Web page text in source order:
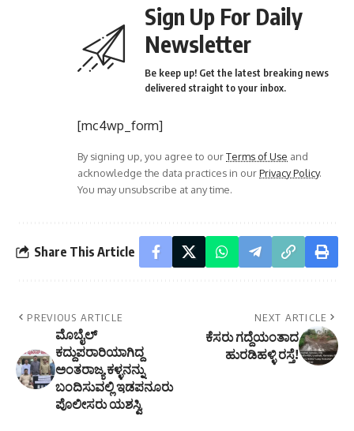
Sign Up For Daily
Newsletter
Be keep up! Get the latest breaking news
delivered straight to your inbox.
[mc4wp_form]
By signing up, you agree to ourTerms of Use and
acknowledge the data practices in ourPrivacy Policy.
You may unsubscribe at any time.
Share This Article
PREVIOUS ARTICLE
ಮೊಬೈಲ್
ಕದ್ದುಪರಾರಿಯಾಗಿದ್ದ
ಅಂತರಾಜ್ಯ ಕಳ್ಳನನ್ನು
ಬಂದಿಸುವಲ್ಲಿ ಇಡಪನೂರು
ಪೊಲೀಸರು ಯಶಸ್ವಿ
NEXT ARTICLE
ಕೆಸರು ಗದ್ದೆಯಂತಾದ
ಹುರಡಿಹಳ್ಳಿ ರಸ್ತೆ!